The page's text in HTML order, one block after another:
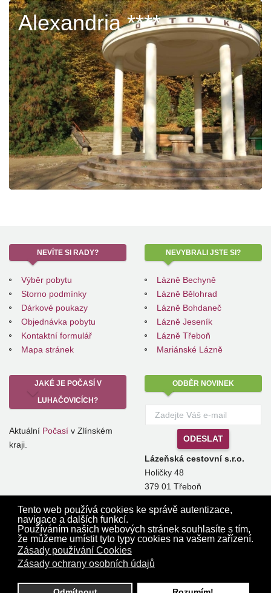
Tento web používá cookies ke správě autentizace,
navigace a dalších funkcí.
Používáním našich webových stránek souhlasíte s tím,
že můžeme umístit tyto typy cookies na vašem zařízení.
Zásady používání Cookies
Zásady ochrany osobních údajů
Alexandria ****
NEVÍTE SI RADY?
Výběr pobytu
Storno podmínky
Dárkové poukazy
Objednávka pobytu
Kontaktní formulář
Mapa stránek
NEVYBRALI JSTE SI?
Lázně Bechyně
Lázně Bělohrad
Lázně Bohdaneč
Lázně Jeseník
Lázně Třeboň
Mariánské Lázně
JAKÉJE POČASÍ V
LUHAČOVICÍCH?
Aktuální Počasí v Zlínském
kraji.
ODBĚR NOVINEK
Lázeňská cestovní s.r.o.
Holičky 48
379 01 Třeboň
Kontakt na pověřenou osobu správce dle GDPR: Ing. et Bc. Zdeněk Chaloupka,
email: chaloupka@lazenskacestovni.cz
© 2013 - 2018 LuhačoviceLázně.eu. Prezentaci vytvořila